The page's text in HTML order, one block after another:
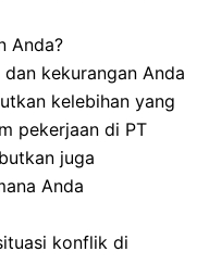
Anda?
kekurangan Anda
kelebihan yang
pekerjaan di PT
juga
Anda
konflik di